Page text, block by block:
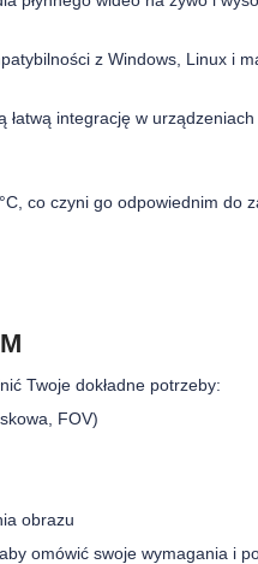
z Windows, Linux i
łatwą integrację w
co czyni go odpowiednim do
Twoje dokładne potrzeby:
FOV)
obrazu
omówić swoje wymagania i